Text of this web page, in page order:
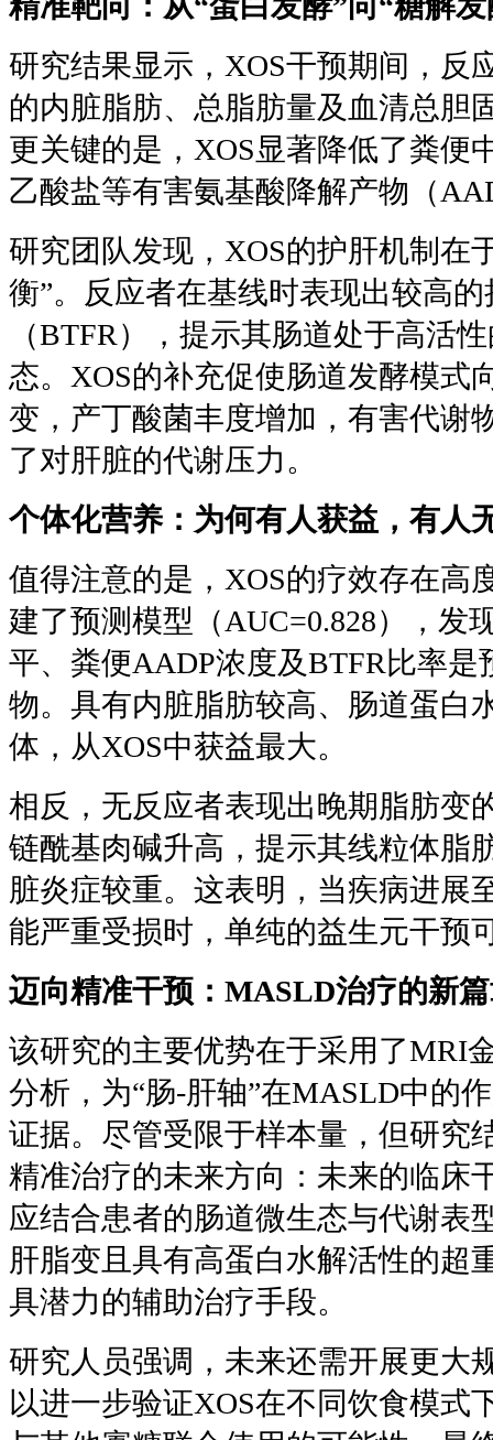
研究结果显示， XOS干预期间，反
的内脏脂肪、总脂肪量及血清总胆
更关键的是， XOS显著降低了粪便
乙酸盐等有害氨基酸降解产物（
研究团队发现， XOS的护肝机制在
衡”。反应者在基线时表现出较高
（BTFR），提示其肠道处于高活
态。 XOS的补充促使肠道发酵模式
变，产丁酸菌丰度增加，有害代谢
了对肝脏的代谢压力。
个体化营养：为何有人获益，有人
值得注意的是，XOS的疗效存在高
建了预测模型（AUC=0.828），发
平、粪便AADP浓度及BTFR比率是
物。具有内脏脂肪较高、肠道蛋白
体，从XOS中获益最大。
相反，无反应者表现出晚期脂肪变
链酰基肉碱升高，提示其线粒体脂
脏炎症较重。这表明，当疾病进展
能严重受损时，单纯的益生元干预
迈向精准干预： MASLD治疗的新
该研究的主要优势在于采用了MRI
分析，为“肠-肝轴”在MASLD中的
证据。尽管受限于样本量，但研究
精准治疗的未来方向：未来的临床
应结合患者的肠道微生态与代谢表
肝脂变且具有高蛋白水解活性的超
具潜力的辅助治疗手段。
研究人员强调，未来还需开展更大
以进一步验证XOS在不同饮食模式